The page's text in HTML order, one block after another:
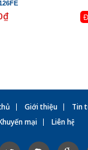
Giới thiệu
Tin
mại
Liên hệ